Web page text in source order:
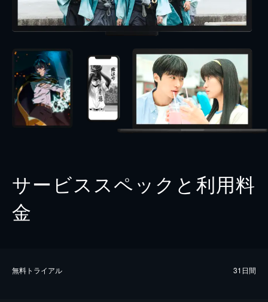
サービススペックと利用料
金
無料トライアル 31日間